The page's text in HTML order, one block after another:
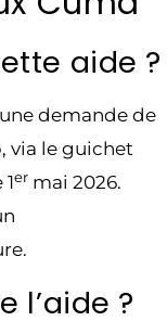
aide ?
demande de
via le guichet
er mai 2026.
l’aide ?